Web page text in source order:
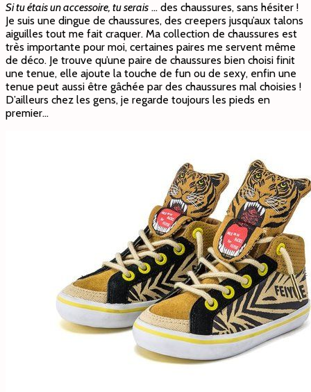
Si tu étais un accessoire, tu serais … des chaussures, sans hésiter !
Je suis une dingue de chaussures, des creepers jusqu’aux talons
aiguilles tout me fait craquer. Ma collection de chaussures est
très importante pour moi, certaines paires me servent même
de déco. Je trouve qu’une paire de chaussures bien choisi finit
une tenue, elle ajoute la touche de fun ou de sexy, enfin une
tenue peut aussi être gâchée par des chaussures mal choisies !
D’ailleurs chez les gens, je regarde toujours les pieds en
premier…